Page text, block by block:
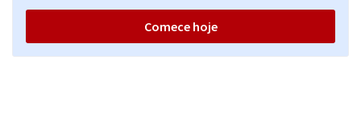
ANATEL - Agência Nacional de Telecomunicações - Conhecimentos
Comece hoje